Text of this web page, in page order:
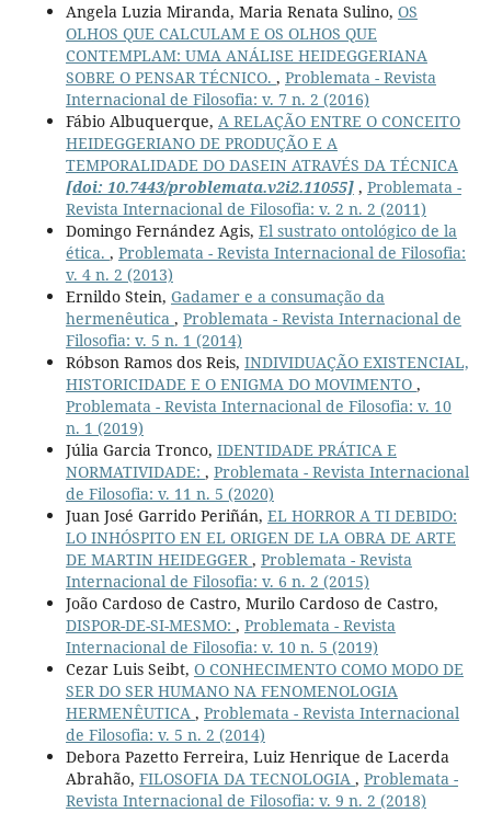
Angela Luzia Miranda, Maria Renata Sulino, OS
OLHOS QUE CALCULAM E OS OLHOS QUE
CONTEMPLAM: UMA ANÁLISE HEIDEGGERIANA
SOBRE O PENSAR TÉCNICO. , Problemata - Revista
Internacional de Filosofia: v. 7 n. 2 (2016)
Fábio Albuquerque, A RELAÇÃO ENTRE O CONCEITO
HEIDEGGERIANO DE PRODUÇÃO E A
TEMPORALIDADE DO DASEIN ATRAVÉS DA TÉCNICA
[doi: 10.7443/problemata.v2i2.11055], Problemata -
Revista Internacional de Filosofia: v. 2 n. 2 (2011)
Domingo Fernández Agis, El sustrato ontológico de la
ética. , Problemata - Revista Internacional de Filosofia:
v. 4 n. 2 (2013)
Ernildo Stein, Gadamer e a consumação da
hermenêutica , Problemata - Revista Internacional de
Filosofia: v. 5 n. 1 (2014)
Róbson Ramos dos Reis, INDIVIDUAÇÃO EXISTENCIAL,
HISTORICIDADE E O ENIGMA DO MOVIMENTO ,
Problemata - Revista Internacional de Filosofia: v. 10
n. 1 (2019)
Júlia Garcia Tronco, IDENTIDADE PRÁTICA E
NORMATIVIDADE: , Problemata - Revista Internacional
de Filosofia: v. 11 n. 5 (2020)
Juan José Garrido Periñán, EL HORROR A TI DEBIDO:
LO INHÓSPITO EN EL ORIGEN DE LA OBRA DE ARTE
DE MARTIN HEIDEGGER, Problemata - Revista
Internacional de Filosofia: v. 6 n. 2 (2015)
João Cardoso de Castro, Murilo Cardoso de Castro,
DISPOR-DE-SI-MESMO: , Problemata - Revista
Internacional de Filosofia: v. 10 n. 5 (2019)
Cezar Luis Seibt, O CONHECIMENTO COMO MODO DE
SER DO SER HUMANO NA FENOMENOLOGIA
HERMENÊUTICA , Problemata - Revista Internacional
de Filosofia: v. 5 n. 2 (2014)
Debora Pazetto Ferreira, Luiz Henrique de Lacerda
Abrahão, FILOSOFIA DA TECNOLOGIA , Problemata -
Revista Internacional de Filosofia: v. 9 n. 2 (2018)